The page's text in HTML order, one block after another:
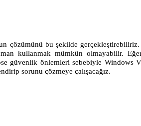
çözümünü bu şekilde
kullanmak mümkün olmayabilir.
güvenlik önlemleri sebebiyle Windows
sorunu çözmeye çalışacağız.